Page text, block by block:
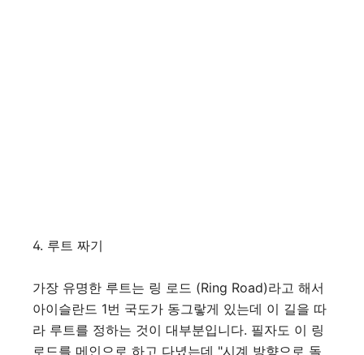
4. 루트 짜기
가장 유명한 루트는 링 로드 (Ring Road)라고 해서
아이슬란드 1번 국도가 동그랗게 있는데 이 길을 따
라 루트를 정하는 것이 대부분입니다. 필자도 이 링
로드를 메인으로 하고 다녔는데 "시계 방향으로 돌